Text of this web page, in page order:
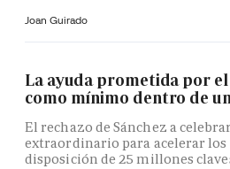
Joan Guirado
La ayuda prometida por
como mínimo dentro de
El rechazo de Sánchez a
extraordinario para acelerar
disposición de 25 millones